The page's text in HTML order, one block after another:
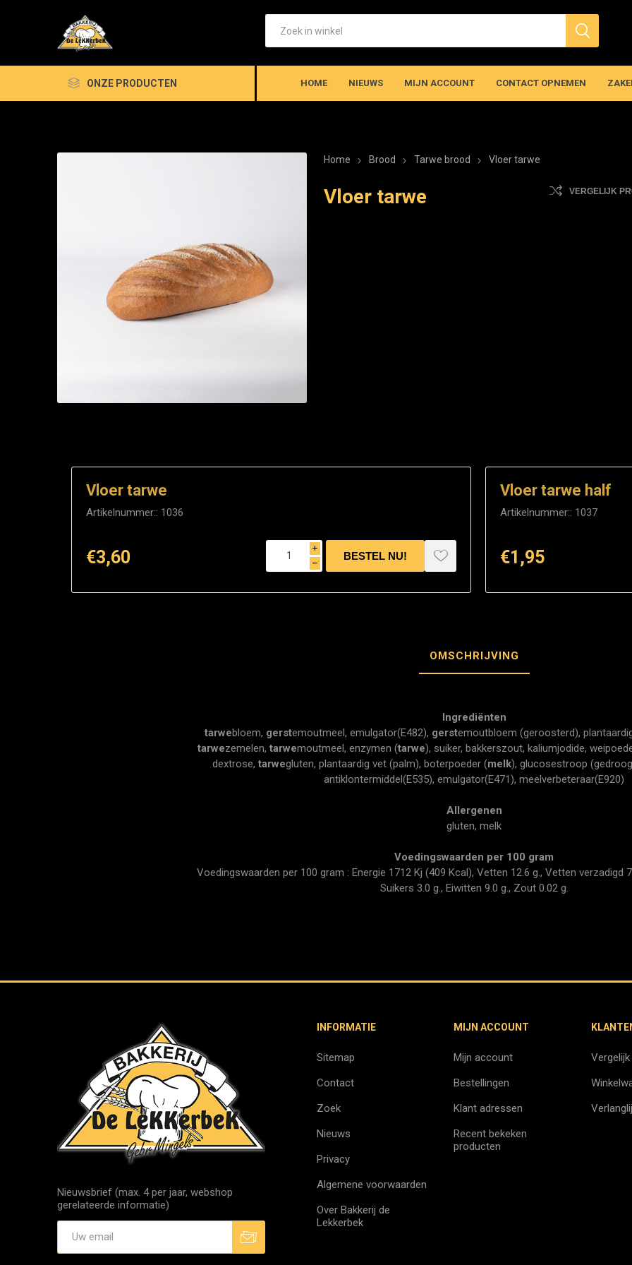
ONZE PRODUCTEN HOME NIEUWS MIJN ACCOUNT CONTACT OPNEMEN
Home Brood Tarwe brood Vloer tarwe
Vloer tarwe VERGELIJK
Vloer tarwe
Artikelnummer:: 1036
€3,60 i
h
Vloer tarwe half
Artikelnummer:: 1037
€1,95
OMSCHRIJVING
Ingrediënten
tarwebloem, gerstemoutmeel, emulgator(E482), gerstemoutbloem (geroosterd),
tarwezemelen, tarwemoutmeel, enzymen (tarwe), suiker, bakkerszout, kaliumjodide,
dextrose, tarwegluten, plantaardig vet (palm), boterpoeder (melk), glucosestroop
antiklontermiddel(E535), emulgator(E471), meelverbeteraar(E920)
Allergenen
gluten, melk
Voedingswaarden per 100 gram
Voedingswaarden per 100 gram : Energie 1712 Kj (409 Kcal), Vetten 12.6 g., Vetten verzadigd
Suikers 3.0 g., Eiwitten 9.0 g., Zout 0.02 g.
Nieuwsbrief (max. 4 per jaar, webshop
gerelateerde informatie)
INFORMATIE
Sitemap
Contact
Zoek
Nieuws
Privacy
Algemene voorwaarden
Over Bakkerij de
Lekkerbek
MIJN ACCOUNT
Mijn account
Bestellingen
Klant adressen
Recent bekeken
producten